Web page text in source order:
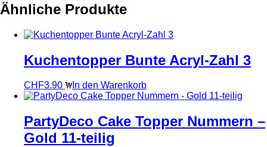
Ähnliche Produkte
Kuchentopper Bunte Acryl-Zahl 3
CHF3.90 In den Warenkorb
PartyDeco Cake Topper Nummern –
Gold 11-teilig